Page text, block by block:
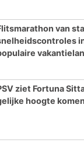
van
ziet Fortuna
hoogte komen